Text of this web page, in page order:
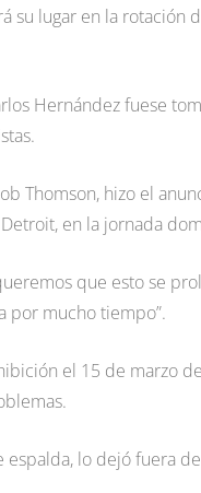
su lugar en la rotación
Hernández fuese
Thomson, hizo el
en la jornada
que esto se
por mucho tiempo”.
el 15 de marzo
lo dejó fuera